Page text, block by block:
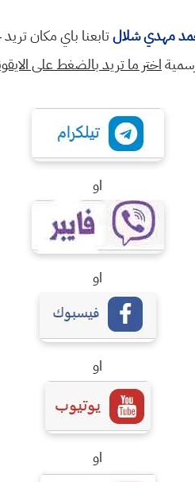
مهدي شلالتابعنا باي مكان
اختر ما تريد بالضغط على
او
او
او
او